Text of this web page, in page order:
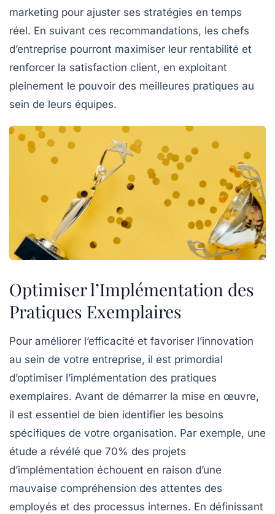
marketing pour ajuster ses stratégies en temps
réel. En suivant ces recommandations, les chefs
d’entreprise pourront maximiser leur rentabilité et
renforcer la satisfaction client, en exploitant
pleinement le pouvoir des meilleures pratiques au
sein de leurs équipes.
Optimiser l’Implémentation des
Pratiques Exemplaires
Pour améliorer l’efficacité et favoriser l’innovation
au sein de votre entreprise, il est primordial
d’optimiser l’implémentation des pratiques
exemplaires. Avant de démarrer la mise en œuvre,
il est essentiel de bien identifier les besoins
spécifiques de votre organisation. Par exemple, une
étude a révélé que 70% des projets
d’implémentation échouent en raison d’une
mauvaise compréhension des attentes des
employés et des processus internes. En définissant